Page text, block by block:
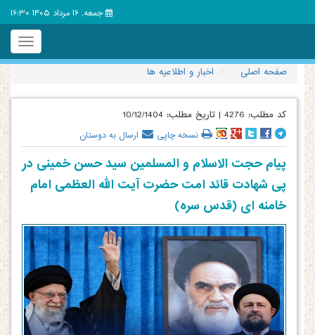
جمعه, 16 مرداد 1405 16:30
Toggle
صفحه اصلی
اخبار و اطلاعیه ها
کد مطلب: 4276
| تاریخ مطلب: 10/12/1404
نسخه چاپی ارسال به دوستان
پیام حجت الاسلام و المسلمین سید حسن خمینی در
پی شهادت قائد امت حضرت آیت الله العظمی امام
خامنه ای (قدس سره)